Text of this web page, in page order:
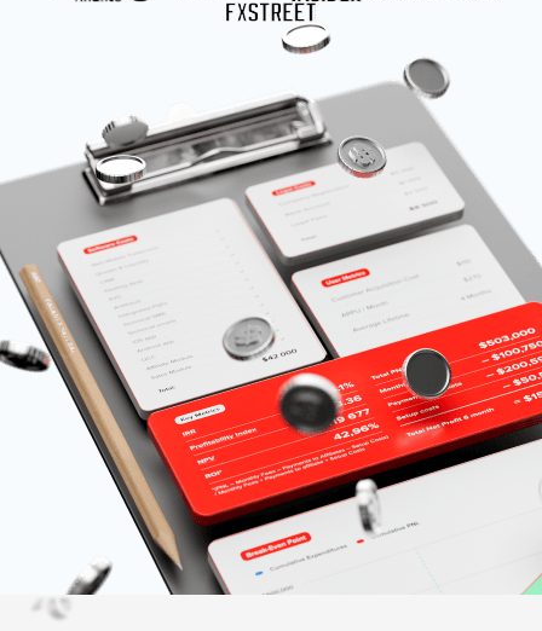
วิดีโอสอนเทรด
เครื่องคำนวณกำไร
แผนธุรกิจ
เกี่ยวกับเรา
ทีม
เหตุการณ์
ตัวเลข
ข่าวบริษัท
การทำงาน
ความยั่งยืน
ติดตามเรา